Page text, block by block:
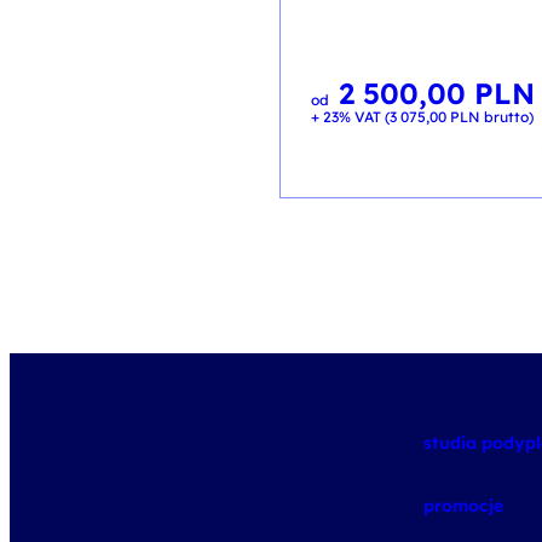
od 2 500,00 PLN
+ 23% VAT (3 075,00 PLN brutto)
studia
promocje